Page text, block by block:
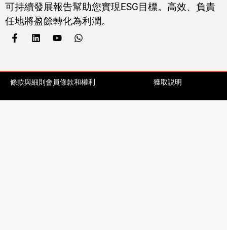
可持續發展報告幫助您實現ESG目標。高效、負責
任地將盈餘轉化為利潤。
條款與細則會員條款和權利 獲取説明